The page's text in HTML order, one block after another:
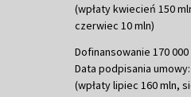
(wpłaty kwiecień 150
czerwiec 10 mln)
Dofinansowanie 170 000
Data podpisania umowy:
(wpłaty lipiec 160 mln,